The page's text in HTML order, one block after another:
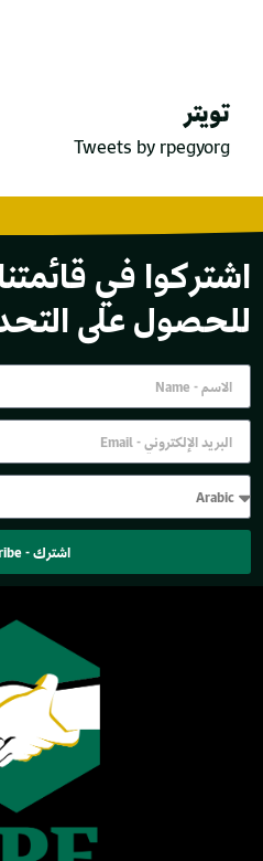
تويتر
Tweets by rpegyorg
اشتركوا في
للحصول على
اشترك - subscribe